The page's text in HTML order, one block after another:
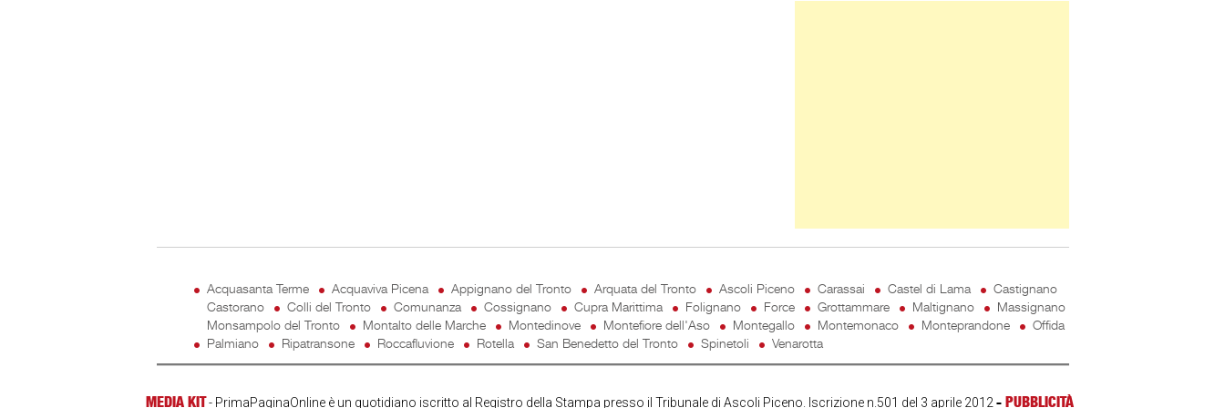
Acquasanta Terme Acquaviva Picena Appignano del Tronto Arquata del Tronto Ascoli Piceno Carassai Castel di Lama
Castignano
Castorano
Colli del Tronto Comunanza Cossignano Cupra Marittima Folignano Force Grottammare Maltignano
Massignano
Monsampolo del Tronto
Montalto delle Marche Montedinove Montefiore dell'Aso Montegallo Montemonaco Monteprandone
Offida
Palmiano
Ripatransone Roccafluvione Rotella San Benedetto del Tronto Spinetoli Venarotta
MEDIA KIT- PrimaPaginaOnline è un quotidiano iscritto al Registro della Stampa presso il Tribunale di Ascoli Piceno. Iscrizione n.501 del 3 aprile 2012- PUBBLICITÀ